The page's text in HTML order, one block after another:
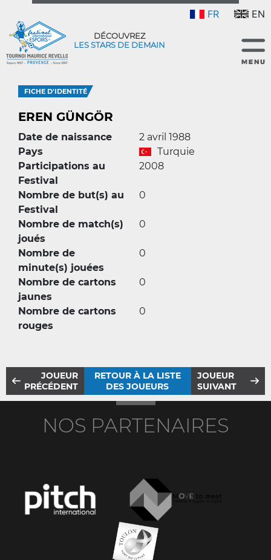
FR EN
DÉCOUVREZ
LES STARS DE DEMAIN
FICHE D'IDENTITÉ
EREN GÜNGÖR
Date de naissance
2 avril 1988
Pays
Turquie
Participations au
Festival
2008
Nombre de but(s) au
Festival
0
Nombre de match(s)
joués
0
Nombre de
minute(s) jouées
0
Nombre de cartons
jaunes
0
Nombre de cartons
rouges
0
JOUEUR
PRÉCÉDENT
RETOUR À LA LISTE
DES JOUEURS
JOUEUR
SUIVANT
NOS PARTENAIRES